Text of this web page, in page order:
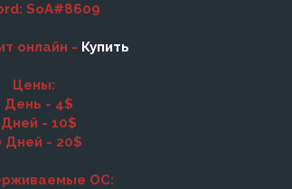
SoA#8609
онлайн - Купить
Цены:
День - 4$
Дней - 10$
Дней - 20$
ОС: